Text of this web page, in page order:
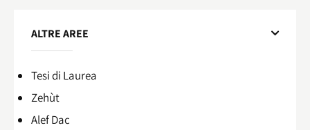
ALTRE AREE
Tesi di Laurea
Zehùt
Alef Dac